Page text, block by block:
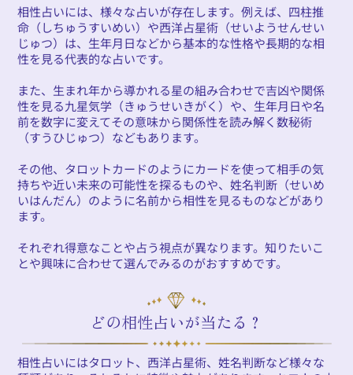
相性占いには、様々な占いが存在します。例えば、四柱推
命（しちゅうすいめい）や西洋占星術（せいようせんせい
じゅつ）は、生年月日などから基本的な性格や長期的な相
性を見る代表的な占いです。
また、生まれ年から導かれる星の組み合わせで吉凶や関係
性を見る九星気学（きゅうせいきがく）や、生年月日や名
前を数字に変えてその意味から関係性を読み解く数秘術
（すうひじゅつ）などもあります。
その他、タロットカードのようにカードを使って相手の気
持ちや近い未来の可能性を探るものや、姓名判断（せいめ
いはんだん）のように名前から相性を見るものなどがあり
ます。
それぞれ得意なことや占う視点が異なります。知りたいこ
とや興味に合わせて選んでみるのがおすすめです。
どの相性占いが当たる？
相性占いにはタロット、西洋占星術、姓名判断など様々な